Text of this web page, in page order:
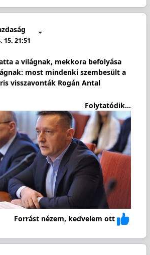
15. 21:51
a világnak, mekkora befolyása
most mindenki szembesült a
visszavonták Rogán Antal
Folytatódik...
Forrást nézem, kedvelem ott